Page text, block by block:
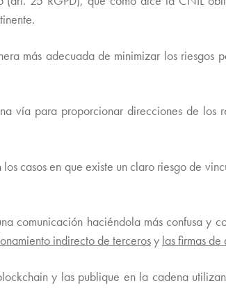
más adecuada de minimizar los riesgos
vía para proporcionar direcciones de los
casos en que existe un claro riesgo de
comunicación haciéndola más confusa y
indirecto de tercerosy las firmas de
y las publique en la cadena